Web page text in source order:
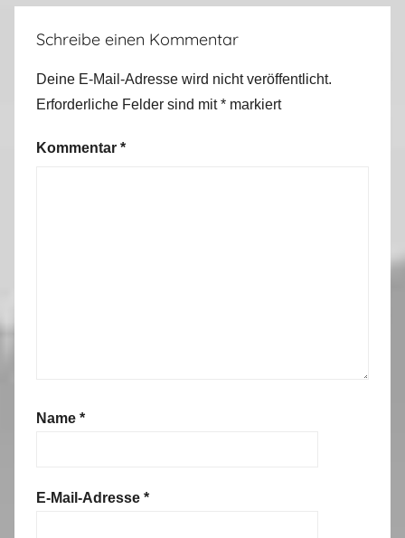
Schreibe einen Kommentar
Deine E-Mail-Adresse wird nicht veröffentlicht.
Erforderliche Felder sind mit* markiert
Kommentar *
Name *
E-Mail-Adresse *